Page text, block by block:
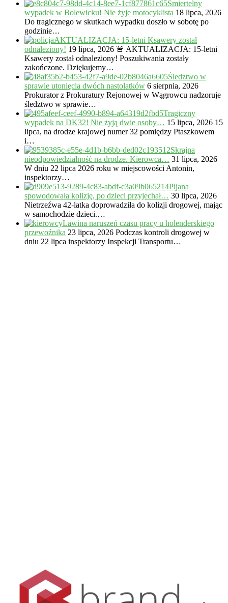
Śmiertelny
wypadek w Bolewicku! Nie żyje motocyklista 18 lipca, 2026
Do tragicznego w skutkach wypadku doszło w sobotę po
godzinie…
AKTUALIZACJA: 15-letni Ksawery został
odnaleziony! 19 lipca, 2026 🚨 AKTUALIZACJA: 15-letni
Ksawery został odnaleziony! Poszukiwania zostały
zakończone. Dziękujemy…
Śledztwo w
sprawie utonięcia dwóch nastolatków 6 sierpnia, 2026
Prokurator z Prokuratury Rejonowej w Wągrowcu nadzoruje
śledztwo w sprawie…
Tragiczny
wypadek na DK32! Nie żyją dwie osoby… 15 lipca, 2026 15
lipca, na drodze krajowej numer 32 pomiędzy Ptaszkowem
i…
Skrajna
nieodpowiedzialność na drodze. Kierowca… 31 lipca, 2026
W dniu 22 lipca 2026 roku w miejscowości Antonin,
inspektorzy…
Pijana
spowodowała kolizję, po dzieci przyjechał… 30 lipca, 2026
Nietrzeźwa 42-latka doprowadziła do kolizji drogowej, mając
w samochodzie dzieci.…
Lawina naruszeń czasu pracy u holenderskiego
przewoźnika 23 lipca, 2026 Podczas kontroli drogowej w
dniu 22 lipca inspektorzy Inspekcji Transportu…